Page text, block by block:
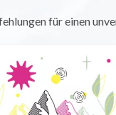
für einen